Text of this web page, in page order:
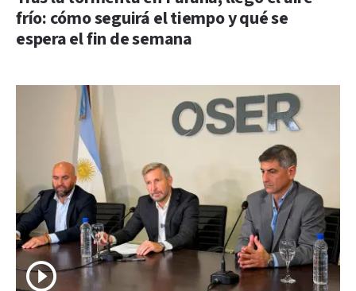
frío: cómo seguirá el tiempo y qué se
espera el fin de semana